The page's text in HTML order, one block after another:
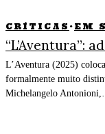
CRÍTICAS · EM
“L’Aventura”:
L’Aventura (2025)
formalmente muito
Michelangelo